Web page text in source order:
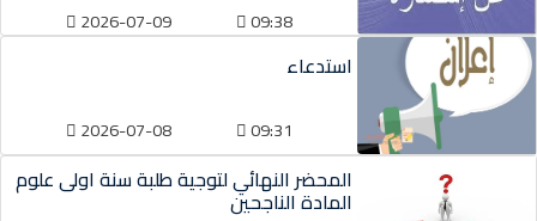
09:38
2026-07-09
استدعاء
09:31
2026-07-08
المحضر النهائي لتوجية طلبة سنة اولى علوم
المادة الناجحين